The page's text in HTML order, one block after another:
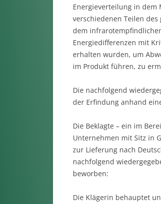
Energieverteilung in dem
verschiedenen Teilen
dem
Energiedifferenzen mit
erhalten wurden, um
im Produkt führen, zu
Die nachfolgend
der Erfindung anhand
Die Beklagte – ein im
Unternehmen mit Sitz in
zur Lieferung nach
nachfolgend
beworben:
Die Klägerin behauptet